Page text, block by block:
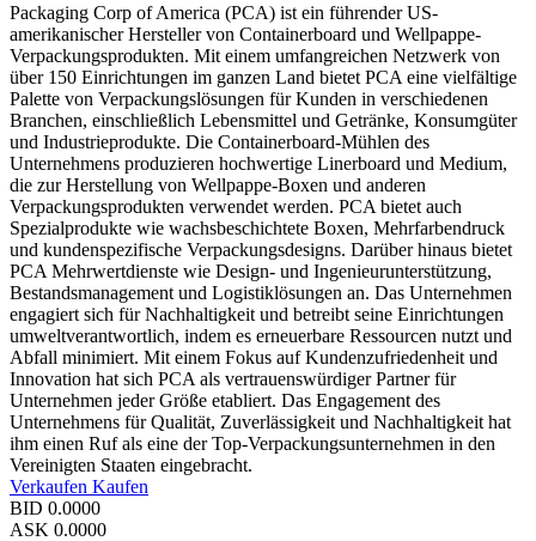
Packaging Corp of America (PCA) ist ein führender US-
amerikanischer Hersteller von Containerboard und Wellpappe-
Verpackungsprodukten. Mit einem umfangreichen Netzwerk von
über 150 Einrichtungen im ganzen Land bietet PCA eine vielfältige
Palette von Verpackungslösungen für Kunden in verschiedenen
Branchen, einschließlich Lebensmittel und Getränke, Konsumgüter
und Industrieprodukte. Die Containerboard-Mühlen des
Unternehmens produzieren hochwertige Linerboard und Medium,
die zur Herstellung von Wellpappe-Boxen und anderen
Verpackungsprodukten verwendet werden. PCA bietet auch
Spezialprodukte wie wachsbeschichtete Boxen, Mehrfarbendruck
und kundenspezifische Verpackungsdesigns. Darüber hinaus bietet
PCA Mehrwertdienste wie Design- und Ingenieurunterstützung,
Bestandsmanagement und Logistiklösungen an. Das Unternehmen
engagiert sich für Nachhaltigkeit und betreibt seine Einrichtungen
umweltverantwortlich, indem es erneuerbare Ressourcen nutzt und
Abfall minimiert. Mit einem Fokus auf Kundenzufriedenheit und
Innovation hat sich PCA als vertrauenswürdiger Partner für
Unternehmen jeder Größe etabliert. Das Engagement des
Unternehmens für Qualität, Zuverlässigkeit und Nachhaltigkeit hat
ihm einen Ruf als eine der Top-Verpackungsunternehmen in den
Vereinigten Staaten eingebracht.
Verkaufen Kaufen
BID 0.0000
ASK 0.0000